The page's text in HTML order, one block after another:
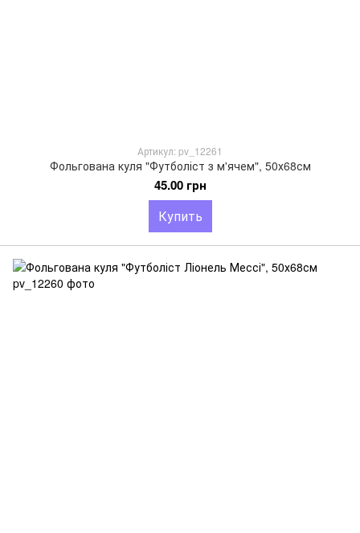
Артикул: pv_12261
Фольгована куля "Футболіст з м'ячем", 50х68см
45.00 грн
Купить